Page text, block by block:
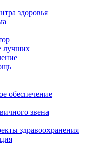
здоровья
лучших
обеспечение
звена
здравоохранения